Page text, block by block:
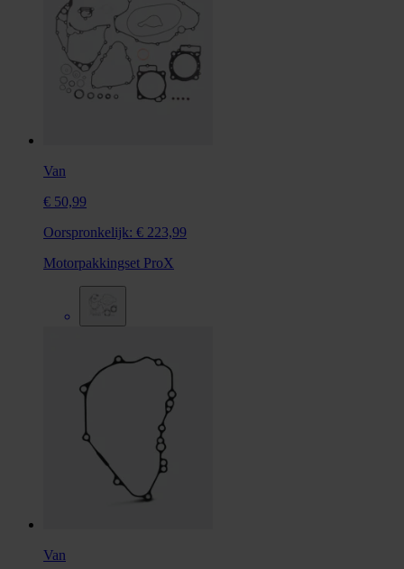
Van
€ 50,99
Oorspronkelijk: € 223,99
Motorpakkingset ProX
Van